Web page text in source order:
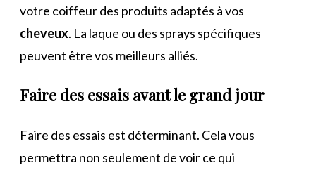
votre coiffeur des produits adaptés à vos
cheveux. La laque ou des sprays spécifiques
peuvent être vos meilleurs alliés.
Faire des essais avant le grand jour
Faire des essais est déterminant. Cela vous
permettra non seulement de voir ce qui